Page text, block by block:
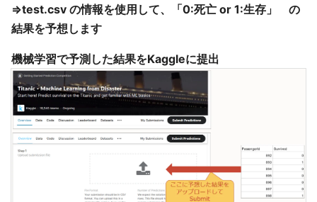
⇒test.csv の情報を使用して、「0:死亡 or 1:生存」 の
結果を予想します
機械学習で予測した結果をKaggleに提出